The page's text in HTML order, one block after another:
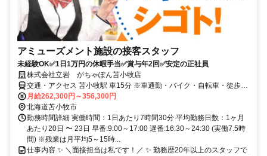
アミューズメント施設の接客スタッフ
未経験OK✅1日1万円の休暇手当✅賞与年2回✅安定の正社員
株式会社立岩 がちゃぽん苫小牧店
交通・アクセス 苫小牧駅 車15分 ※車通勤・バイク・自転車・徒歩通
勤OK ※駐車場アリ！通勤距離に応じ交通費としてガソリン代支給！
（徒歩自転車通勤でも支給！）
月給262,300円～356,300円
北海道苫小牧市
勤務時間詳細 実働時間：1日あたり7時間30分 平均勤務日数：1ヶ月
あたり20日 〜 23日 早番:9:00～17:00 遅番:16:30～24:30 (実働7.5時
間) ※残業は月平均5～15時...
仕事内容 ✨ ＼面接担当は私です！／ ✨ 勤務歴20年以上のスタッフで